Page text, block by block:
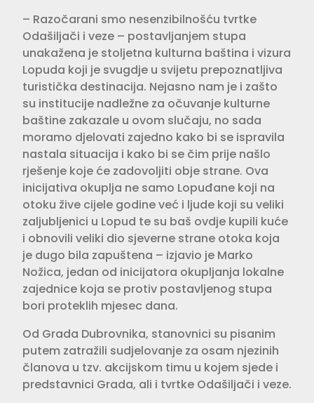
– Razočarani smo nesenzibilnošću tvrtke
Odašiljači i veze – postavljanjem stupa
unakažena je stoljetna kulturna baština i vizura
Lopuda koji je svugdje u svijetu prepoznatljiva
turistička destinacija. Nejasno nam je i zašto
su institucije nadležne za očuvanje kulturne
baštine zakazale u ovom slučaju, no sada
moramo djelovati zajedno kako bi se ispravila
nastala situacija i kako bi se čim prije našlo
rješenje koje će zadovoljiti obje strane. Ova
inicijativa okuplja ne samo Lopuđane koji na
otoku žive cijele godine već i ljude koji su veliki
zaljubljenici u Lopud te su baš ovdje kupili kuće
i obnovili veliki dio sjeverne strane otoka koja
je dugo bila zapuštena – izjavio je Marko
Nožica, jedan od inicijatora okupljanja lokalne
zajednice koja se protiv postavljenog stupa
bori proteklih mjesec dana.
Od Grada Dubrovnika, stanovnici su pisanim
putem zatražili sudjelovanje za osam njezinih
članova u tzv. akcijskom timu u kojem sjede i
predstavnici Grada, ali i tvrtke Odašiljači i veze.